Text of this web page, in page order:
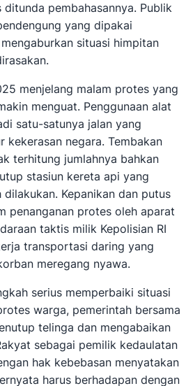
ditunda pembahasannya. Publik
yang dipakai
situasi himpitan
menjelang malam protes yang
menguat. Penggunaan alat
satu-satunya jalan yang
kekerasan negara. Tembakan
terhitung jumlahnya bahkan
stasiun kereta api yang
Kepanikan dan putus
penanganan protes oleh aparat
taktis milik Kepolisian RI
transportasi daring yang
meregang nyawa.
serius memperbaiki situasi
warga, pemerintah bersama
telinga dan mengabaikan
sebagai pemilik kedaulatan
hak kebebasan menyatakan
harus berhadapan dengan